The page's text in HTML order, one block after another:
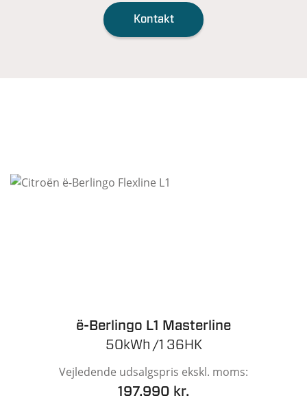
Kontakt
ë-Berlingo L1 Masterline
50kWh /1 36HK
Vejledende udsalgspris ekskl. moms:
197.990 kr.